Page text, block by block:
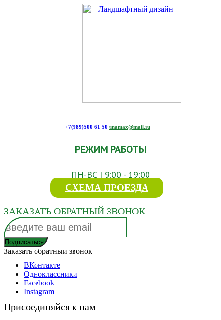
+7(989)500 61 50 unamax@mail.ru
РЕЖИМ РАБОТЫ
ПН-ВС | 9:00 - 19:00
СХЕМА ПРОЕЗДА
ЗАКАЗАТЬ ОБРАТНЫЙ ЗВОНОК
Заказать обратный звонок
ВКонтакте
Одноклассники
Facebook
Instagram
Присоединяйся к нам